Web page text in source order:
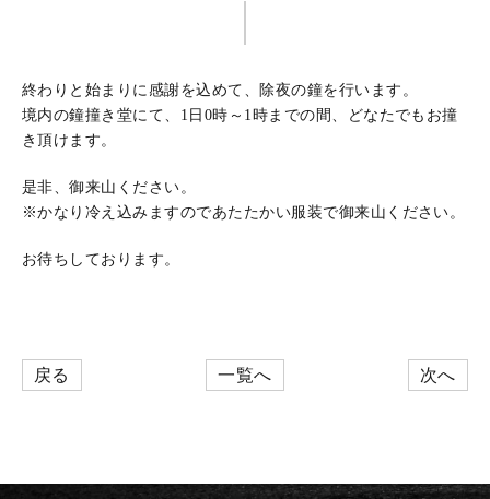
終わりと始まりに感謝を込めて、除夜の鐘を行います。
境内の鐘撞き堂にて、1日0時～1時までの間、どなたでもお撞
き頂けます。
是非、御来山ください。
※かなり冷え込みますのであたたかい服装で御来山ください。
お待ちしております。
戻る 一覧へ 次へ